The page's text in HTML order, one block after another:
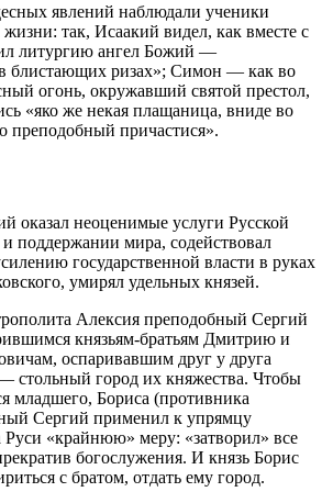
явлений наблюдали ученики
жизни: так, Исаакий видел, как вместе с
литургию ангел Божий —
блистающих ризах»; Симон — как во
огонь, окружавший святой престол,
«яко же некая плащаница, вниде во
преподобный причастися».
оказал неоценимые услуги Русской
поддержании мира, содействовал
государственной власти в руках
умирял удельных князей.
Алексия преподобный Сергий
князьям-братьям Дмитрию и
оспаривавшим друг у друга
город их княжества. Чтобы
младшего, Бориса (противника
Сергий применил к упрямцу
«крайнюю» меру: «затворил» все
богослужения. И князь Борис
с братом, отдать ему город.